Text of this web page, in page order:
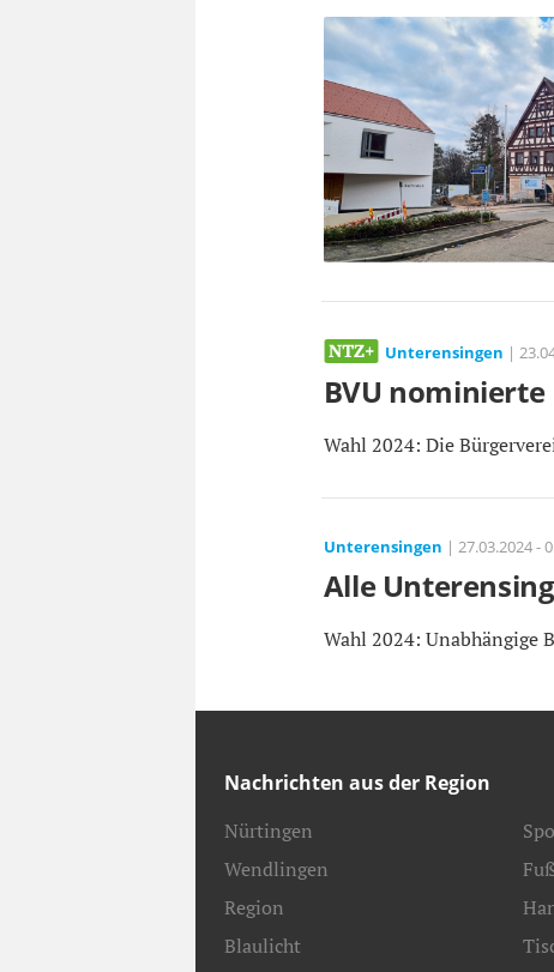
Unterensingen |
BVU
Wahl 2024: Die
Unterensingen | 27.03.2024 -
Alle
Wahl 2024: Unabhängige
Nachrichten aus der Region
Nürtingen
Wendlingen
Region
Blaulicht